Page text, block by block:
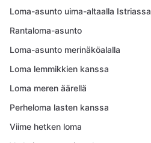
Loma-asunto uima-altaalla Istriassa
Rantaloma-asunto
Loma-asunto merinäköalalla
Loma lemmikkien kanssa
Loma meren äärellä
Perheloma lasten kanssa
Viime hetken loma